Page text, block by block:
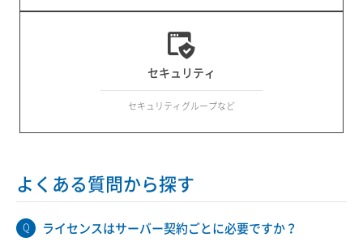
セキュリティ
セキュリティグループなど
よくある質問から探す
ライセンスはサーバー契約ごとに必要ですか？